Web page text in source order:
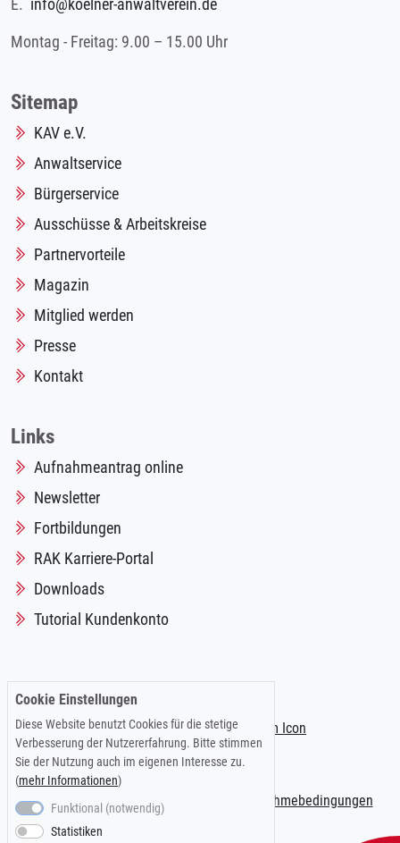
E. info@koelner-anwaltverein.de
Montag - Freitag: 9.00 – 15.00 Uhr
Sitemap
KAV e.V.
Anwaltservice
Bürgerservice
Ausschüsse & Arbeitskreise
Partnervorteile
Magazin
Mitglied werden
Presse
Kontakt
Links
Aufnahmeantrag online
Newsletter
Fortbildungen
RAK Karriere-Portal
Downloads
Tutorial Kundenkonto
Impressum |Datenschutzerklärung Teilnahmebedingungen
Cookie Einstellungen
Diese Website benutzt Cookies für die stetige
Verbesserung der Nutzererfahrung. Bitte stimmen
Sie der Nutzung auch im eigenen Interesse zu.
(mehr Informationen)
Funktional (notwendig)
Statistiken